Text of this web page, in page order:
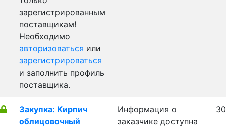
зарегистрированным
поставщикам!
Необходимо
авторизоваться или
зарегистрироваться
и заполнить профиль
поставщика.
Закупка: Кирпич
облицовочный
Информация о
заказчике доступна